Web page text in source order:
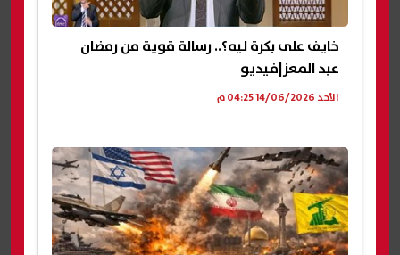
خايف على بكرة ليه؟.. رسالة قوية من رمضان
عبد المعز|فيديو
الأحد 14/06/2026 04:25 م